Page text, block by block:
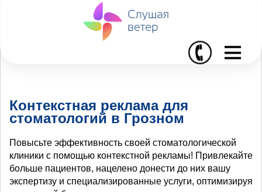
I
Контекстная реклама для
стоматологий в Грозном
Повысьте эффективность своей стоматологической
клиники с помощью контекстной рекламы! Привлекайте
больше пациентов, нацелено донести до них вашу
экспертизу и специализированные услуги, оптимизируя